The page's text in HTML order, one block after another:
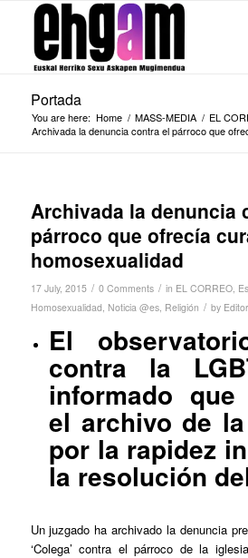
Portada
You are here: Home / MASS-MEDIA / EL
Archivada la denuncia contra el párroco que
Archivada la denuncia
párroco que ofrecía
homosexualidad
17 July, 2015 / 0 Comments / in EL CORREO,
Homosexualidad, Noticia @es, Religión / by
El
contra la
informado
el archivo de
por la rapidez
la resolución
Un juzgado ha archivado la denuncia
‘Colega’ contra el párroco de la